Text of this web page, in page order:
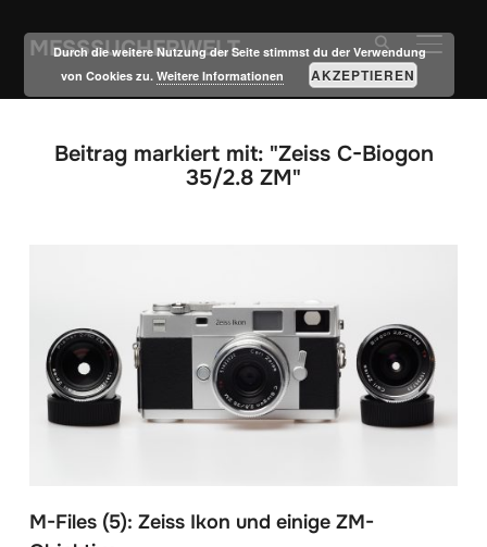
MESSSUCHERWELT
Beitrag markiert mit: "Zeiss C-Biogon
35/2.8 ZM"
M-Files (5): Zeiss Ikon und einige ZM-
Durch die weitere Nutzung der Seite stimmst du der Verwendung
von Cookies zu.Weitere Informationen AKZEPTIEREN